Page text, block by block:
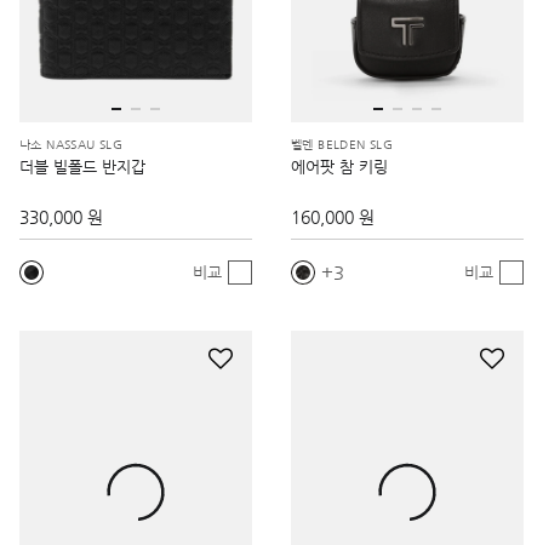
나소 NASSAU SLG
더블 빌폴드 반지갑
330,000 원
비교
벨덴 BELDEN SLG
에어팟 참 키링
160,000 원
3 비교